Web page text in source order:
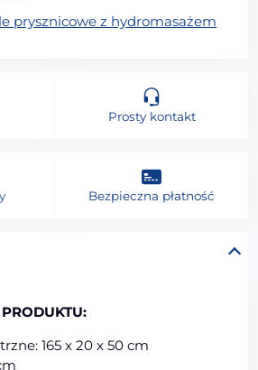
165 x 20 x 50 cm
prysznicowe z hydromasażem
Prosty kontakt
Bezpieczna płatność